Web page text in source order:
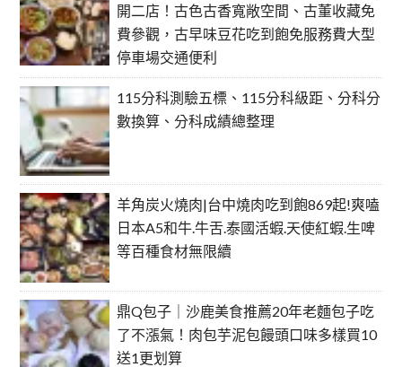
開二店！古色古香寬敞空間、古董收藏免
費參觀，古早味豆花吃到飽免服務費大型
停車場交通便利
115分科測驗五標、115分科級距、分科分
數換算、分科成績總整理
羊角炭火燒肉|台中燒肉吃到飽869起!爽嗑
日本A5和牛.牛舌.泰國活蝦.天使紅蝦.生啤
等百種食材無限續
鼎Q包子｜沙鹿美食推薦20年老麵包子吃
了不漲氣！肉包芋泥包饅頭口味多樣買10
送1更划算